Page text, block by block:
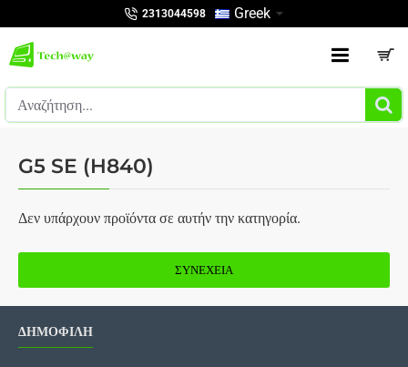
2313044598 Greek
Αναζήτηση...
G5 SE (H840)
Δεν υπάρχουν προϊόντα σε αυτήν την κατηγορία.
ΣΥΝΈΧΕΙΑ
ΔΗΜΟΦΙΛΗ